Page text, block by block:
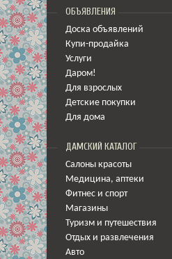
ОБЪЯВЛЕНИЯ
Доска объявлений
Купи-продайка
Услуги
Даром!
Для взрослых
Детские покупки
Для дома
ДАМСКИЙ КАТАЛОГ
Салоны красоты
Медицина, аптеки
Фитнес и спорт
Магазины
Туризм и путешествия
Отдых и развлечения
Авто